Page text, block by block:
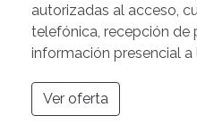
autorizadas al acceso,
telefónica, recepción de
información presencial a
Ver oferta